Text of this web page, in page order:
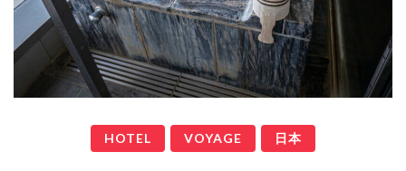
HOTEL VOYAGE 日本